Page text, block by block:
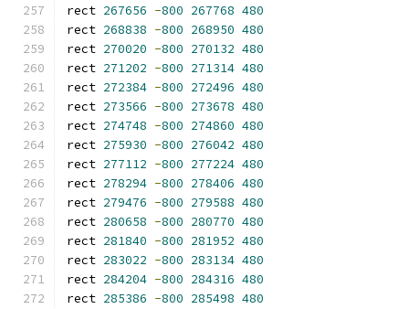
rect 267656 -800 267768 480
rect 268838 -800 268950 480
rect 270020 -800 270132 480
rect 271202 -800 271314 480
rect 272384 -800 272496 480
rect 273566 -800 273678 480
rect 274748 -800 274860 480
rect 275930 -800 276042 480
rect 277112 -800 277224 480
rect 278294 -800 278406 480
rect 279476 -800 279588 480
rect 280658 -800 280770 480
rect 281840 -800 281952 480
rect 283022 -800 283134 480
rect 284204 -800 284316 480
rect 285386 -800 285498 480